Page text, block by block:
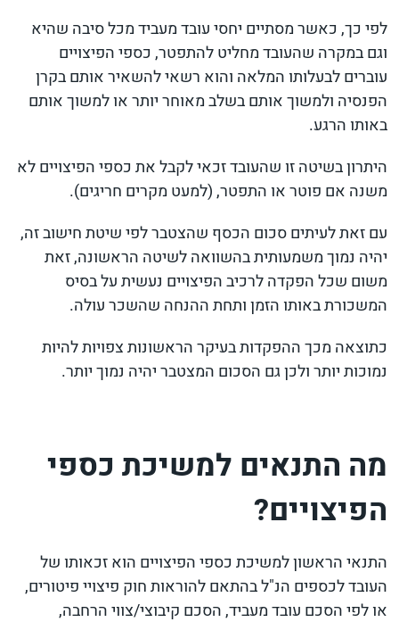
לפי כך, כאשר מסתיים יחסי עובד מעביד מכל סיבה שהיא
וגם במקרה שהעובד מחליט להתפטר, כספי הפיצויים
עוברים לבעלותו המלאה והוא רשאי להשאיר אותם בקרן
הפנסיה ולמשוך אותם בשלב מאוחר יותר או למשוך אותם
באותו הרגע.
היתרון בשיטה זו שהעובד זכאי לקבל את כספי הפיצויים לא
משנה אם פוטר או התפטר, (למעט מקרים חריגים).
עם זאת לעיתים סכום הכסף שהצטבר לפי שיטת חישוב זה,
יהיה נמוך משמעותית בהשוואה לשיטה הראשונה, זאת
משום שכל הפקדה לרכיב הפיצויים נעשית על בסיס
המשכורת באותו הזמן ותחת ההנחה שהשכר עולה.
כתוצאה מכך ההפקדות בעיקר הראשונות צפויות להיות
נמוכות יותר ולכן גם הסכום המצטבר יהיה נמוך יותר.
מה התנאים למשיכת כספי
הפיצויים?
התנאי הראשון למשיכת כספי הפיצויים הוא זכאותו של
העובד לכספים הנ"ל בהתאם להוראות חוק פיצויי פיטורים,
או לפי הסכם עובד מעביד, הסכם קיבוצי/צווי הרחבה,